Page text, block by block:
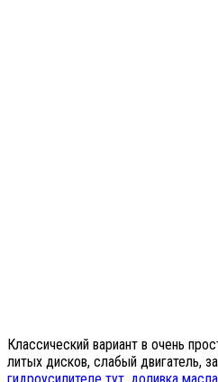
Классический вариант в очень
литых дисков, слабый двигатель,